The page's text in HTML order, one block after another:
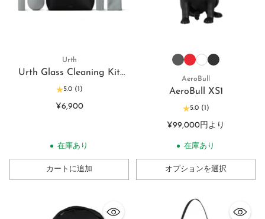
Urth
Urth Glass Cleaning Kit
4-in-1 ガラスクリーニングセ
ット
5.0 (1)
¥6,900
在庫あり
カートに追加
AeroBull
AeroBull XS1
5.0 (1)
¥99,000円より
在庫あり
オプションを選択